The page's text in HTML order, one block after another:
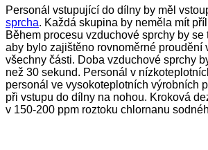
Personál vstupující do dílny by měl
sprcha. Každá skupina by neměla mít
Během procesu vzduchové sprchy by se
aby bylo zajištěno rovnoměrné proudění
všechny části. Doba vzduchové sprchy
než 30 sekund. Personál v
personál ve vysokoteplotních výrobních
při vstupu do dílny na nohou. Kroková
v 150-200 ppm roztoku chlornanu